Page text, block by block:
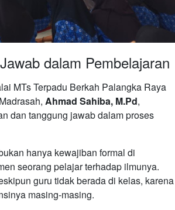
dalam Pembelajaran
MTs Terpadu Berkah Palangka Raya
Ahmad Sahiba, M.Pd,
dan tanggung jawab dalam proses
hanya kewajiban formal di
seorang pelajar terhadap ilmunya.
guru tidak berada di kelas, karena
masing-masing.